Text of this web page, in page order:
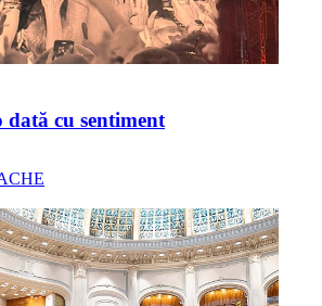
cu sentiment